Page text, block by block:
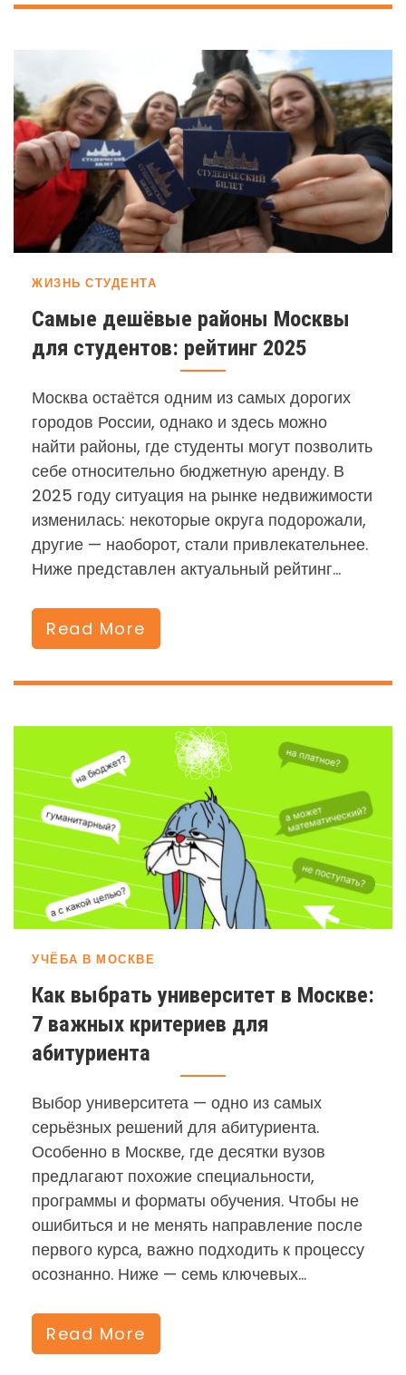
ЖИЗНЬ СТУДЕНТА
Самые дешёвые районы Москвы
для студентов: рейтинг 2025
Москва остаётся одним из самых дорогих
городов России, однако и здесь можно
найти районы, где студенты могут позволить
себе относительно бюджетную аренду. В
2025 году ситуация на рынке недвижимости
изменилась: некоторые округа подорожали,
другие — наоборот, стали привлекательнее.
Ниже представлен актуальный рейтинг…
Read More
УЧЁБА В МОСКВЕ
Как выбрать университет в Москве:
7 важных критериев для
абитуриента
Выбор университета — одно из самых
серьёзных решений для абитуриента.
Особенно в Москве, где десятки вузов
предлагают похожие специальности,
программы и форматы обучения. Чтобы не
ошибиться и не менять направление после
первого курса, важно подходить к процессу
осознанно. Ниже — семь ключевых…
Read More